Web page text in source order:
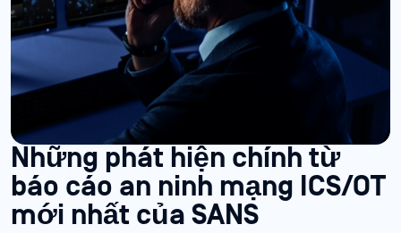
Những phát hiện chính từ
báo cáo an ninh mạng ICS/OT
mới nhất của SANS